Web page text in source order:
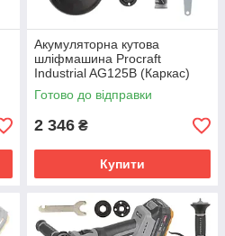
Акумуляторна кутова
шліфмашина Procraft
Industrial AG125B (Каркас)
Готово до відправки
2 346 ₴
Купити